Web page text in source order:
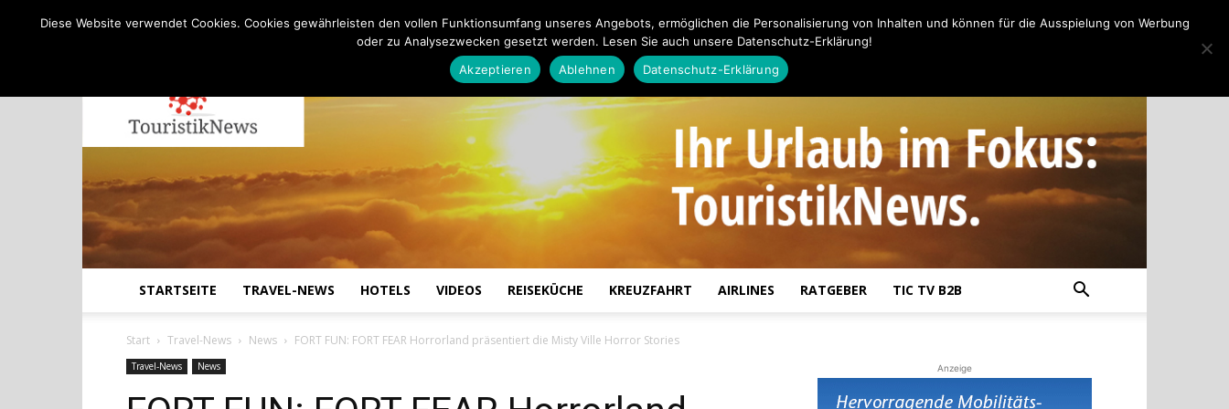
STARTSEITE TRAVEL-NEWS HOTELS VIDEOS REISEKÜCHE KREUZFAHRT AIRLINES RATGEBER TIC TV B2B
Start Travel-News News FORT FUN: FORT FEAR Horrorland präsentiert die Misty Ville Horror Stories
Travel-News News Anzeige
Diese Website verwendet Cookies. Cookies gewährleisten den vollen Funktionsumfang unseres Angebots, ermöglichen die Personalisierung von Inhalten und können für die Ausspielung von Werbung
oder zu Analysezwecken gesetzt werden. Lesen Sie auch unsere Datenschutz-Erklärung!
Akzeptieren
Ablehnen Datenschutz-Erklärung